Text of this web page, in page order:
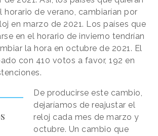
horario de verano, cambiarían por
en marzo de 2021. Los países que
en el horario de invierno tendrían
la hora en octubre de 2021. El
con 410 votos a favor, 192 en
De producirse este cambio,
dejaríamos de reajustar el
reloj cada mes de marzo y
octubre. Un cambio que